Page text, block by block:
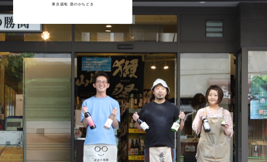
東京築地 酒のかちどき